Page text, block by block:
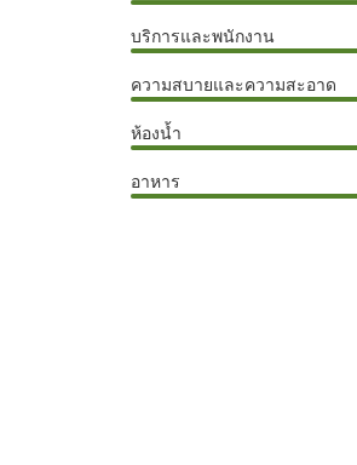
บริการและพนักงาน
ความสบายและความสะอาด
ห้องน้ำ
อาหาร